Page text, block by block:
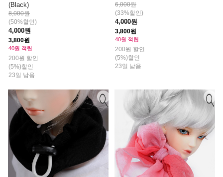
(Black)
8,000원
(50%할인)
4,000원
3,800원
40원 적립
200원 할인
(5%)할인
23일 남음
6,000원
(33%할인)
4,000원
3,800원
40원 적립
200원 할인
(5%)할인
23일 남음